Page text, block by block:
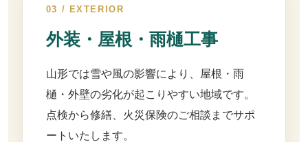
03 / EXTERIOR
外装・屋根・雨樋工事
山形では雪や風の影響により、屋根・雨
樋・外壁の劣化が起こりやすい地域です。
点検から修繕、火災保険のご相談までサポ
ートいたします。